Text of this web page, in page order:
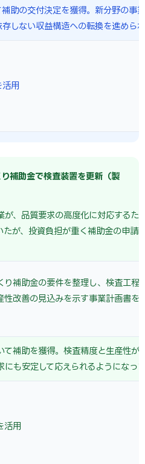
助の交付決定を獲得。新分野の事
存しない収益構造への転換を進めら
用
補助金で検査装置を更新（製
が、品質要求の高度化に対応するた
たが、投資負担が重く補助金の申請
り補助金の要件を整理し、検査工程
性改善の見込みを示す事業計画書を
て補助を獲得。検査精度と生産性が
にも安定して応えられるようになっ
活用